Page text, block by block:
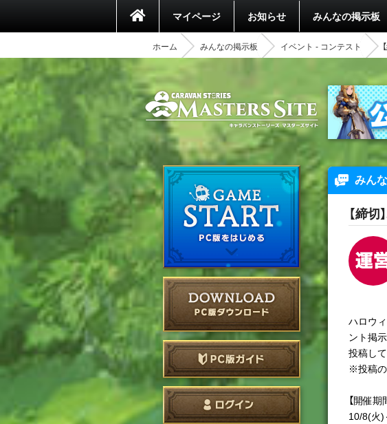
マイページ お知らせ みんなの掲示板
ホーム みんなの掲示板 イベント - コンテスト
みん
【締
ハロウ
ント掲
投稿し
※投稿の
【開催期
10/8(火